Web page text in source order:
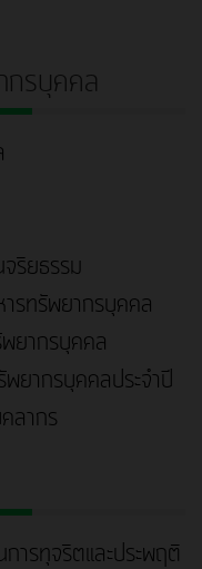
กรบุคคล
ริยธรรม
ารทรัพยากรบุคคล
ยากรบุคคล
ยากรบุคคลประจำปี
ลากร
ารทุจริตและประพฤติ